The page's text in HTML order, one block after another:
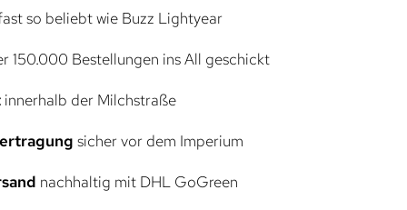
so beliebt wie Buzz Lightyear
150.000 Bestellungen ins All geschickt
innerhalb der Milchstraße
sicher vor dem Imperium
nachhaltig mit DHL GoGreen